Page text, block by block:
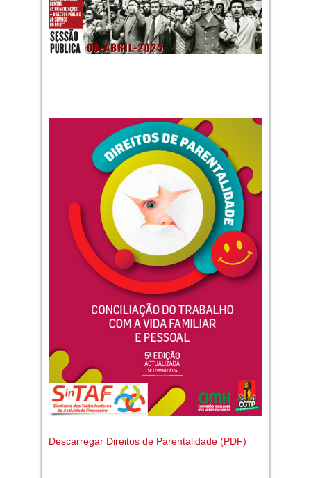
Descarregar Direitos de Parentalidade (PDF)